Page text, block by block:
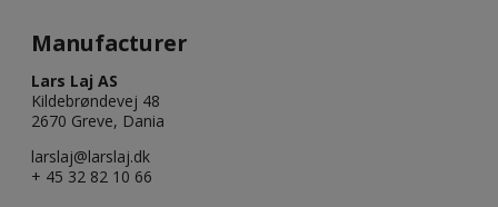
Manufacturer
Lars Laj AS
Kildebrøndevej 48
2670 Greve, Dania
larslaj@larslaj.dk
+ 45 32 82 10 66